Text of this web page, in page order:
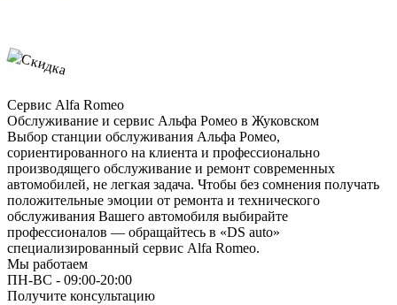
Сервис Alfa Romeo
Обслуживание и сервис Альфа Ромео в Жуковском
Выбор станции обслуживания Альфа Ромео,
сориентированного на клиента и профессионально
производящего обслуживание и ремонт современных
автомобилей, не легкая задача. Чтобы без сомнения получать
положительные эмоции от ремонта и технического
обслуживания Вашего автомобиля выбирайте
профессионалов — обращайтесь в «DS auto»
специализированный сервис Alfa Romeo.
Мы работаем
ПН-ВC - 09:00-20:00
Получите консультацию